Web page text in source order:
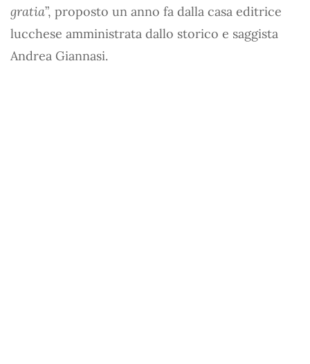
gratia”, proposto un anno fa dalla casa editrice
lucchese amministrata dallo storico e saggista
Andrea Giannasi.